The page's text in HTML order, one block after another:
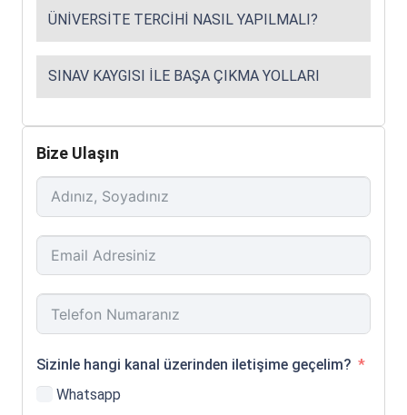
ÜNIVERSITE TERCIHI NASIL YAPILMALI?
SINAV KAYGISI ILE BAŞA ÇIKMA YOLLARI
Bize Ulaşın
Sizinle hangi kanal üzerinden iletişime geçelim?
Whatsapp